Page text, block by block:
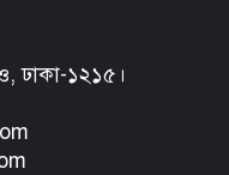
ঢাকা-১২১৫।